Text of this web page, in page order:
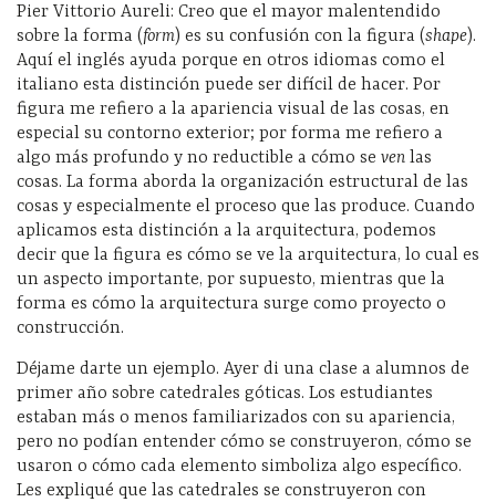
Pier Vittorio Aureli: Creo que el mayor malentendido
sobre la forma (form) es su confusión con la figura (shape).
Aquí el inglés ayuda porque en otros idiomas como el
italiano esta distinción puede ser difícil de hacer. Por
figura me refiero a la apariencia visual de las cosas, en
especial su contorno exterior; por forma me refiero a
algo más profundo y no reductible a cómo se ven las
cosas. La forma aborda la organización estructural de las
cosas y especialmente el proceso que las produce. Cuando
aplicamos esta distinción a la arquitectura, podemos
decir que la figura es cómo se ve la arquitectura, lo cual es
un aspecto importante, por supuesto, mientras que la
forma es cómo la arquitectura surge como proyecto o
construcción.
Déjame darte un ejemplo. Ayer di una clase a alumnos de
primer año sobre catedrales góticas. Los estudiantes
estaban más o menos familiarizados con su apariencia,
pero no podían entender cómo se construyeron, cómo se
usaron o cómo cada elemento simboliza algo específico.
Les expliqué que las catedrales se construyeron con